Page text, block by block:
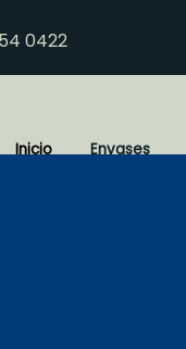
0422
Inicio Envases